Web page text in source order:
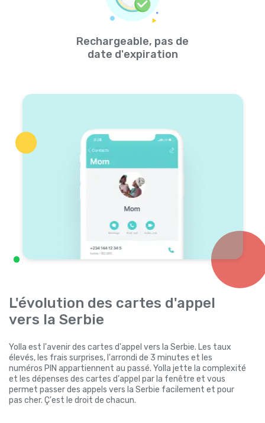
Rechargeable, pas de
date d'expiration
L'évolution des cartes d'appel
vers la Serbie
Yolla est l'avenir des cartes d'appel vers la Serbie. Les taux
élevés, les frais surprises, l'arrondi de 3 minutes et les
numéros PIN appartiennent au passé. Yolla jette la complexité
et les dépenses des cartes d'appel par la fenêtre et vous
permet passer des appels vers la Serbie facilement et pour
pas cher. Ç'est le droit de chacun.